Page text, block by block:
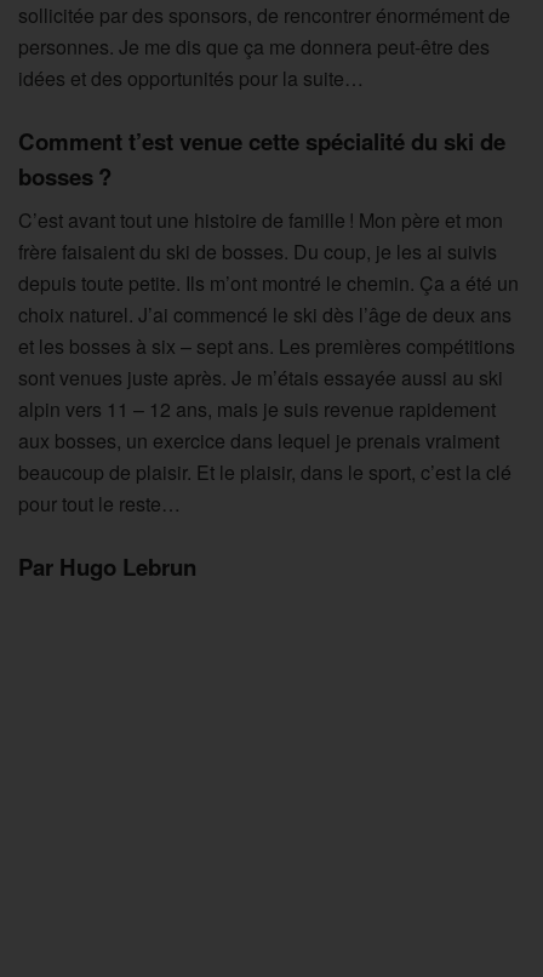
sollicitée par des sponsors, de rencontrer énormément de
personnes. Je me dis que ça me donnera peut-être des
idées et des opportunités pour la suite…
Comment t’est venue cette spécialité du ski de
bosses ?
C’est avant tout une histoire de famille ! Mon père et mon
frère faisaient du ski de bosses. Du coup, je les ai suivis
depuis toute petite. Ils m’ont montré le chemin. Ça a été un
choix naturel. J’ai commencé le ski dès l’âge de deux ans
et les bosses à six – sept ans. Les premières compétitions
sont venues juste après. Je m’étais essayée aussi au ski
alpin vers 11 – 12 ans, mais je suis revenue rapidement
aux bosses, un exercice dans lequel je prenais vraiment
beaucoup de plaisir. Et le plaisir, dans le sport, c’est la clé
pour tout le reste…
Par Hugo Lebrun